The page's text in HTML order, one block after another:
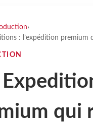
›
: l’expédition premium
qui